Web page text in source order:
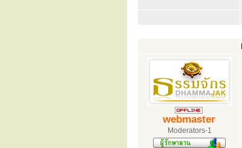
webmaster
Moderators-1